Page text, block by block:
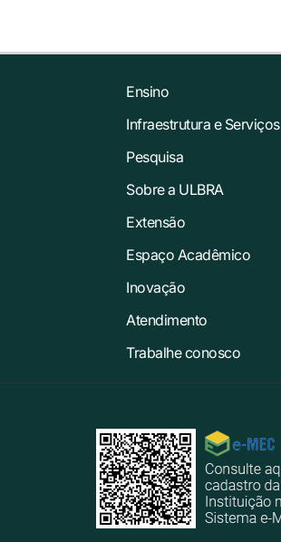
Ensino
Infraestrutura e Serviços
Pesquisa
Sobre a ULBRA
Extensão
Espaço Acadêmico
Inovação
Atendimento
Trabalhe conosco